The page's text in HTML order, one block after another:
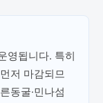
영됩니다. 특히
저 마감되므
동굴·민나섬